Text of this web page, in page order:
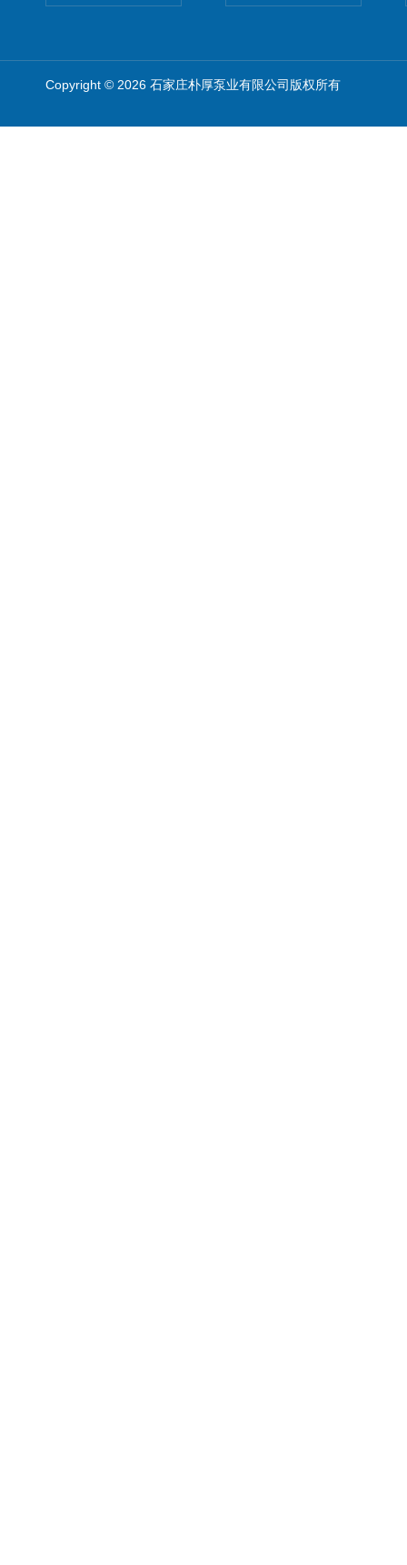
Copyright © 2026 石家庄朴厚泵业有限公司版权所有